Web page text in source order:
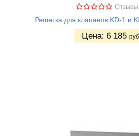
Решетка для клапанов KD-1 и
Цена: 6 185 руб